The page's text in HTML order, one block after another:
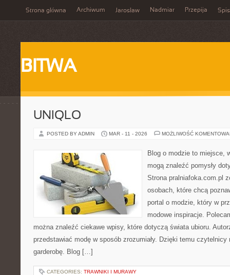
Strona główna Archiwum Jarosław Nadmiar Przepija
BITWA
UNIQLO
POSTED BY ADMIN MAR - 11 - 2026 MOŻLIWOŚĆ
Blog o modzie to miejsce,
mogą znaleźć pomysły
Strona pralniafoka.com.pl
osobach, które chcą
portal o modzie, który w
modowe inspiracje.
można znaleźć ciekawe wpisy, które dotyczą świata ubioru.
przedstawiać modę w sposób zrozumiały. Dzięki temu czytelnicy
garderobę. Blog […]
CATEGORIES: TRAWNIKI I MURAWY